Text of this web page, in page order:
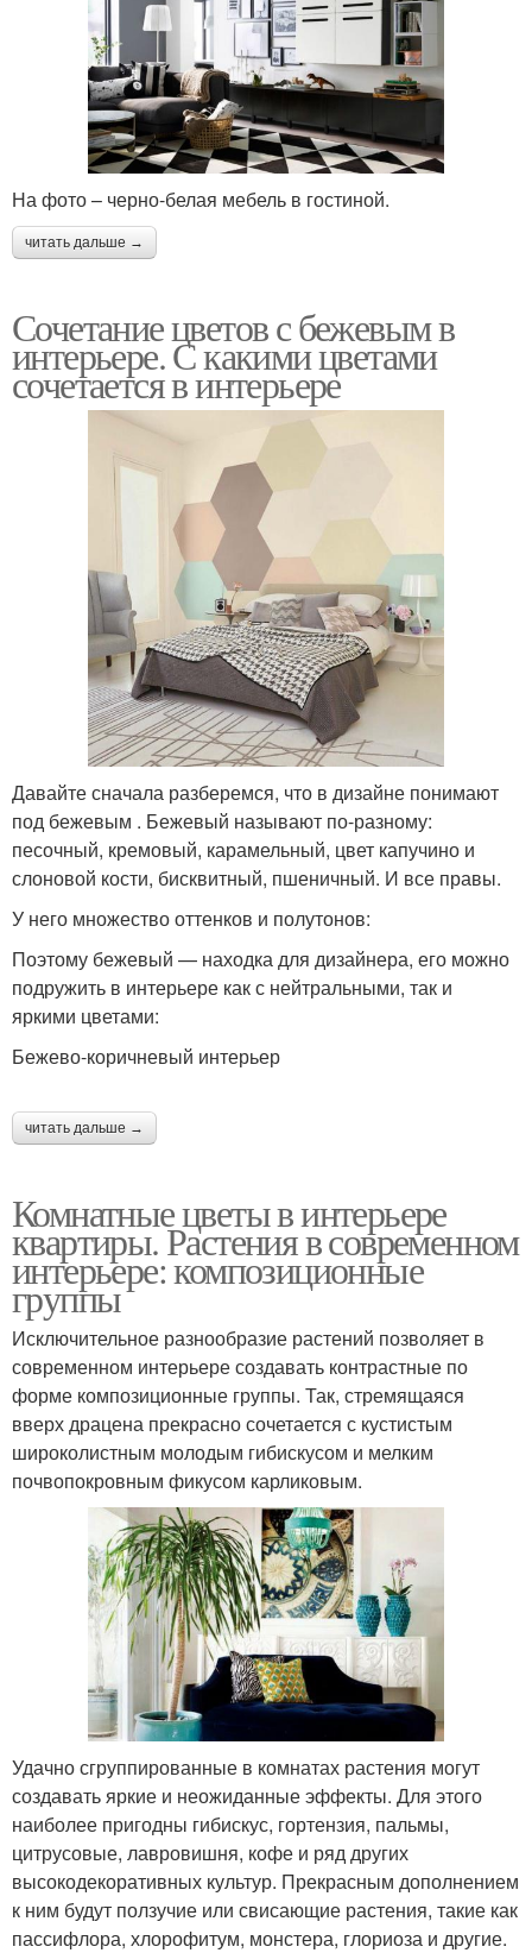
На фото – черно-белая мебель в гостиной.
читать дальше →
Сочетание цветов с бежевым в
интерьере. С какими цветами
сочетается в интерьере
Давайте сначала разберемся, что в дизайне понимают
под бежевым . Бежевый называют по-разному:
песочный, кремовый, карамельный, цвет капучино и
слоновой кости, бисквитный, пшеничный. И все правы.
У него множество оттенков и полутонов:
Поэтому бежевый — находка для дизайнера, его можно
подружить в интерьере как с нейтральными, так и
яркими цветами:
Бежево-коричневый интерьер
читать дальше →
Комнатные цветы в интерьере
квартиры. Растения в современном
интерьере: композиционные
группы
Исключительное разнообразие растений позволяет в
современном интерьере создавать контрастные по
форме композиционные группы. Так, стремящаяся
вверх драцена прекрасно сочетается с кустистым
широколистным молодым гибискусом и мелким
почвопокровным фикусом карликовым.
Удачно сгруппированные в комнатах растения могут
создавать яркие и неожиданные эффекты. Для этого
наиболее пригодны гибискус, гортензия, пальмы,
цитрусовые, лавровишня, кофе и ряд других
высокодекоративных культур. Прекрасным дополнением
к ним будут ползучие или свисающие растения, такие как
пассифлора, хлорофитум, монстера, глориоза и другие.